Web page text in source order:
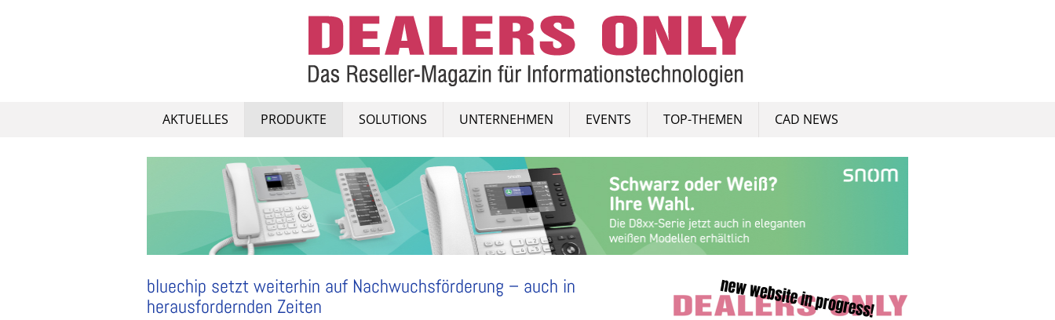
AKTUELLES PRODUKTE SOLUTIONS UNTERNEHMEN EVENTS TOP-THEMEN CAD NEWS
bluechip setzt weiterhin auf Nachwuchsförderung – auch in
herausfordernden Zeiten